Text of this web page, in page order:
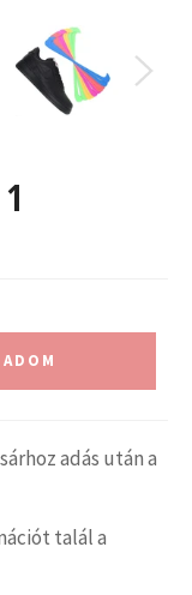
adás után a
talál a